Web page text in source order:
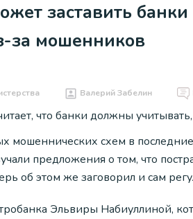
заставить
за мошенников
Валерий Забелин
что банки должны
мошеннических схем в
предложения о том, что
об этом же заговорил и сам
Эльвиры Набиуллиной,